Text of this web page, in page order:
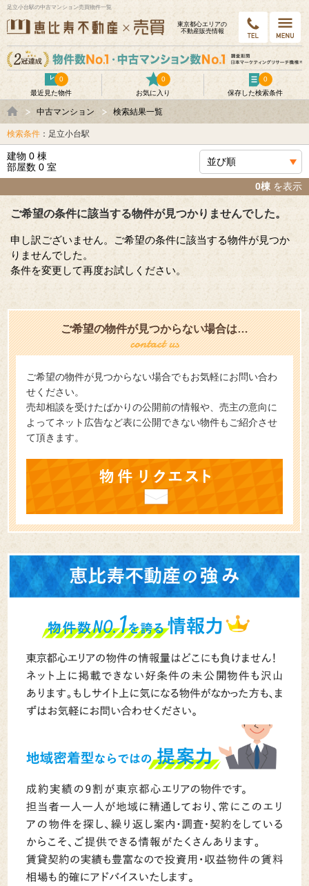
足立小台駅の中古マンション売買物件一覧
東京都⼼エリアの
不動産販売情報
最近見た物件
0
お気に入り
0
保存した検索条件
0
中古マンション 検索結果一覧
検索条件 ：足立小台駅
建物 0 棟
部屋数 0 室
0棟 を表示
ご希望の条件に該当する物件が見つかりませんでした。
申し訳ございません。ご希望の条件に該当する物件が見つか
りませんでした。
条件を変更して再度お試しください。
ご希望の物件が見つからない場合は…
ご希望の物件が見つからない場合でもお気軽にお問い合わ
せください。
売却相談を受けたばかりの公開前の情報や、売主の意向に
よってネット広告など表に公開できない物件もご紹介させ
て頂きます。